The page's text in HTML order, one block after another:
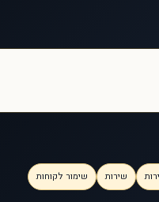
שירות שימור לקוחות